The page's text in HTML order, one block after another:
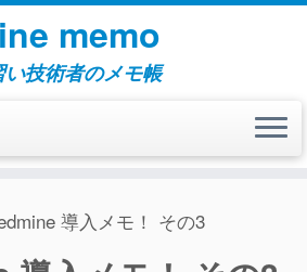
memo
い技術者のメモ帳
導入メモ！ その3